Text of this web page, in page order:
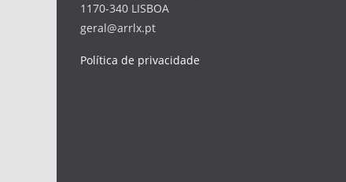
1170-340 LISBOA
geral@arrlx.pt
Política de privacidade